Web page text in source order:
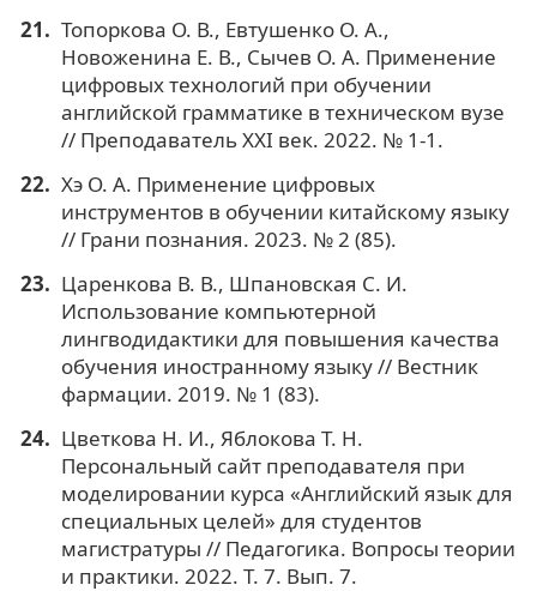
Топоркова О. В., Евтушенко О. А.,
Новоженина Е. В., Сычев О. А. Применение
цифровых технологий при обучении
английской грамматике в техническом вузе
// Преподаватель XXI век. 2022. № 1-1.
Хэ О. А. Применение цифровых
инструментов в обучении китайскому языку
// Грани познания. 2023. № 2 (85).
Царенкова В. В., Шпановская С. И.
Использование компьютерной
лингводидактики для повышения качества
обучения иностранному языку // Вестник
фармации. 2019. № 1 (83).
Цветкова Н. И., Яблокова Т. Н.
Персональный сайт преподавателя при
моделировании курса «Английский язык для
специальных целей» для студентов
магистратуры // Педагогика. Вопросы теории
и практики. 2022. Т. 7. Вып. 7.